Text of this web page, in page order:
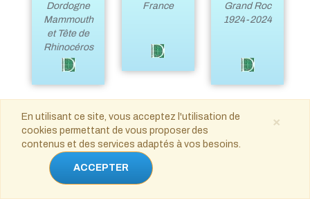
Dordogne
Mammouth
et Tête de
Rhinocéros
France
Grand Roc
1924-2024
Dordogne
- 24
Dordogne
- 24
×
En utilisant ce site, vous acceptez l'utilisation de
cookies permettant de vous proposer des
contenus et des services adaptés à vos besoins.
ACCEPTER